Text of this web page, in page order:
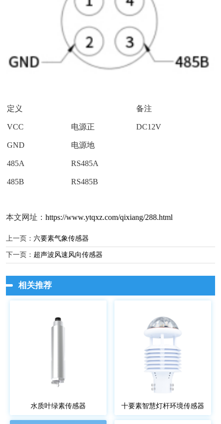
定义 备注
VCC 电源正 DC12V
GND 电源地
485A RS485A
485B RS485B
本文网址： https://www.ytqxz.com/qixiang/288.html
上一页： 六要素气象传感器
下一页： 超声波风速风向传感器
相关推荐
水质叶绿素传感器 十要素智慧灯杆环境传感器